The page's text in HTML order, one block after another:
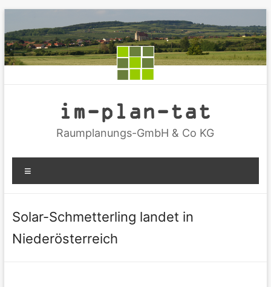
Inhalt
springen
im-plan-tat
Raumplanungs-GmbH & Co KG
Solar-Schmetterling landet in
Niederösterreich